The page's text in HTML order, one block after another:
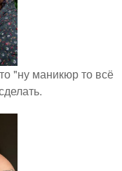
"ну маникюр то всё